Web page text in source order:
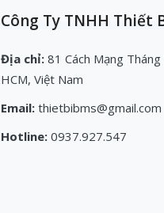
Công Ty TNHH Thiết
Địa chỉ: 81 Cách Mạng
HCM, Việt Nam
Email: thietbibms@gmail.com
Hotline: 0937.927.547